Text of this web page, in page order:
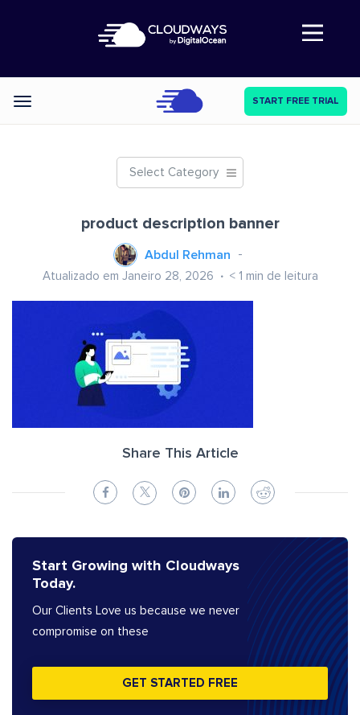
Abre a navegação
Categories START FREE TRIAL
Select Category
product description banner
Abdul Rehman
Atualizado em Janeiro 28, 2026 < 1 min de leitura
Share This Article
Start Growing with Cloudways
Today.
Our Clients Love us because we never
compromise on these
GET STARTED FREE